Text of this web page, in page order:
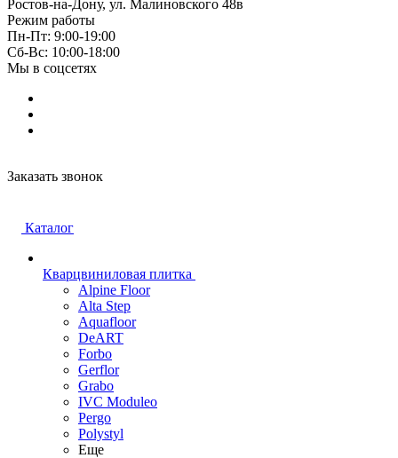
Ростов-на-Дону, ул. Малиновского 48в
Режим работы
Пн-Пт: 9:00-19:00
Cб-Вс: 10:00-18:00
Мы в соцсетях
Заказать звонок
Каталог
Кварцвиниловая плитка
Alpine Floor
Alta Step
Aquafloor
DeART
Forbo
Gerflor
Grabo
IVC Moduleo
Pergo
Polystyl
Еще